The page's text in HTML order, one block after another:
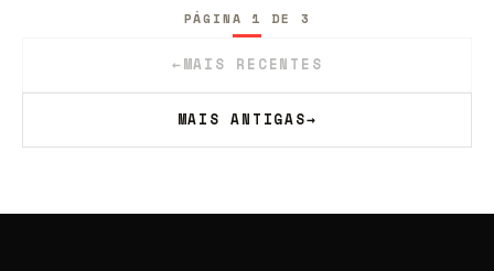
←MAIS RECENTES
PÁGINA 1 DE 3
MAIS ANTIGAS→